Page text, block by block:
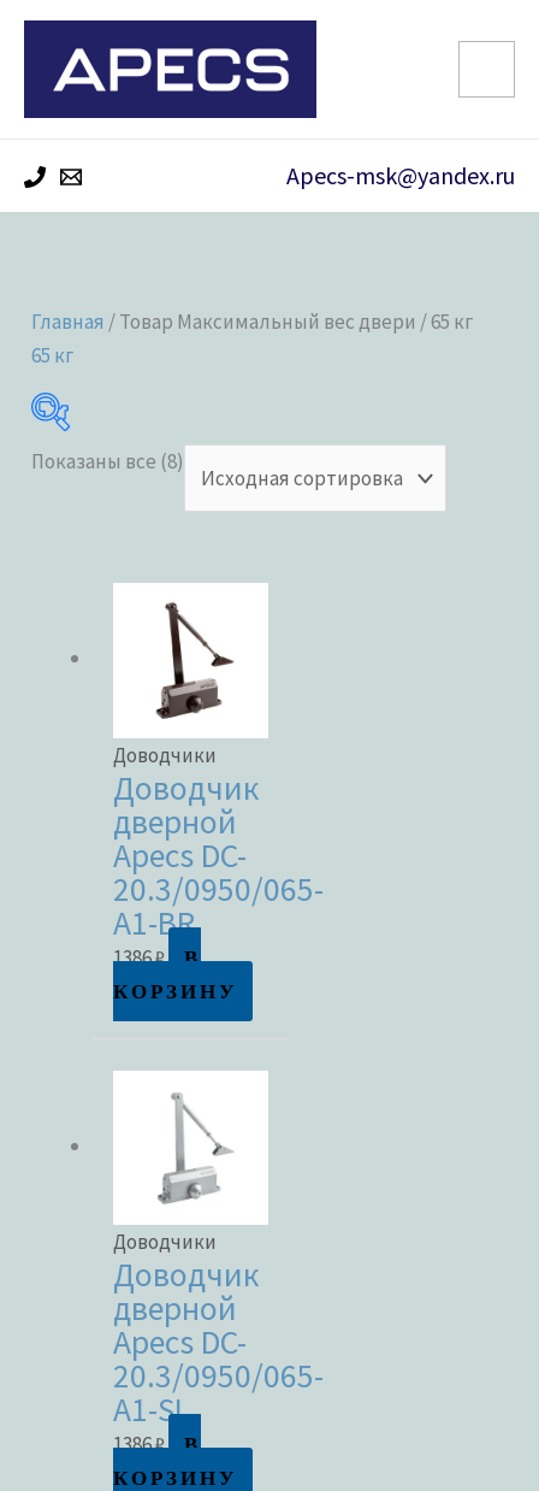
Перейти
содержимому
Apecs-msk@yandex.ru
Главная / Товар Максимальный вес двери / 65 кг
65 кг
Категории товаров
В наличии
В продаже
Метки товаров
Показаны все (8)
Доводчики
Доводчик
дверной
Apecs DC-
20.3/0950/065-
A1-BR
1386₽
В
КОРЗИНУ
Доводчики
Доводчик
дверной
Apecs DC-
20.3/0950/065-
A1-SL
1386₽
В
КОРЗИНУ